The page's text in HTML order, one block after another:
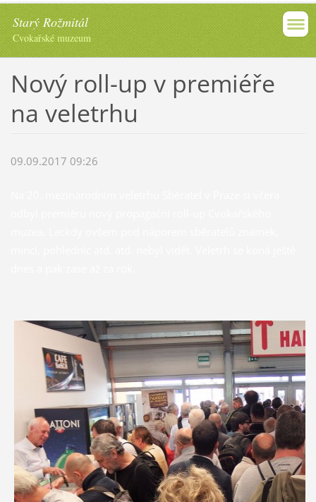
Starý Rožmitál
Cvokařské muzeum
Nový roll-up v premiéře
na veletrhu
09.09.2017 09:26